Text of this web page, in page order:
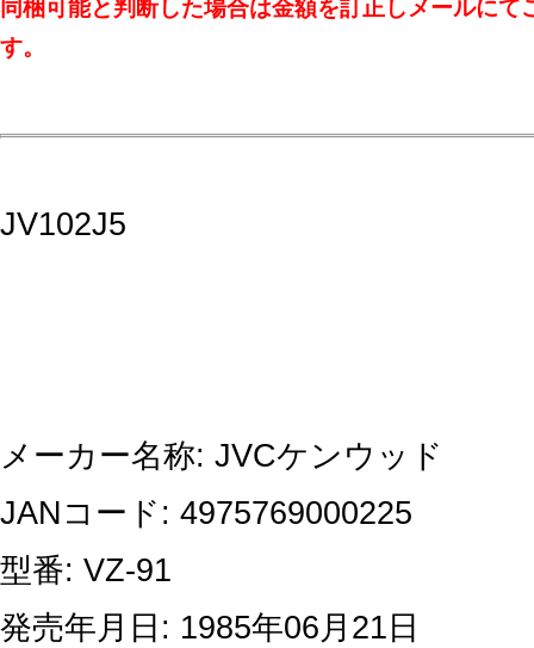
同梱可能と判断した場合は金額を訂正しメールにて
す。
JV102J5
メーカー名称: JVCケンウッド
JANコード: 4975769000225
型番: VZ-91
発売年月日: 1985年06月21日